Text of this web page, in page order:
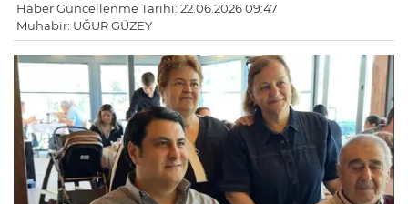
Haber Güncellenme Tarihi: 22.06.2026 09:47
Muhabir: UĞUR GÜZEY